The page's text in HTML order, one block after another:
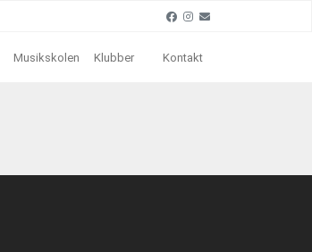
Musikskolen Klubber Kontakt